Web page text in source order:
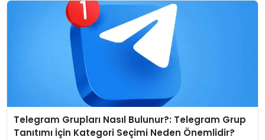
Telegram Grupları Nasıl Bulunur?: Telegram Grup
Tanıtımı İçin Kategori Seçimi Neden Önemlidir?